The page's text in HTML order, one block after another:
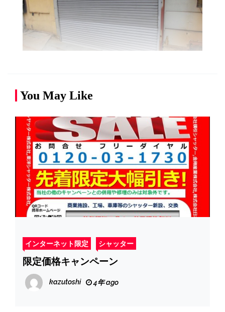
You May Like
インターネット限定 シャッター
限定価格キャンペーン
kazutoshi 4年 ago